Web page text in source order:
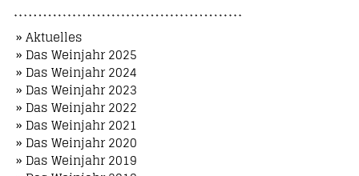
» Aktuelles
» Das Weinjahr 2025
» Das Weinjahr 2024
» Das Weinjahr 2023
» Das Weinjahr 2022
» Das Weinjahr 2021
» Das Weinjahr 2020
» Das Weinjahr 2019